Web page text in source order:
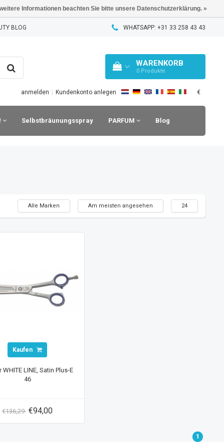
BLOG WHATSAPP: +31 33 258 43 43
WARENKORB
0 Produkte
anmelden Kundenkonto anlegen €
Selbstbräunungsspray PARFUM Blog
Alle Marken Am meisten angesehen 24
Kaufen
WHITE LINE, Satin Plus-E
46
€136,29 €94,00
1
Informationen beachten Sie bitte unsere Datenschutzerklärung. »